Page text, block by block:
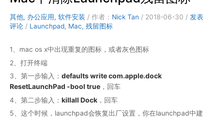
其他, 办公应用, 软件安装 / 作者： Nick Tan / 2018-06-30 / 发表
评论 / Launchpad, Mac, 残留图标
1、mac os x中出现重复的图标，或者灰色图标
2、打开终端
3、第一步输入： defaults write com.apple.dock
ResetLaunchPad -bool true ，回车
4、第二步输入： killall Dock ，回车
5、这个时候，launchpad会恢复出厂设置，你在launchpad中建